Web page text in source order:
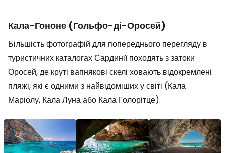
Кала-Гононе (Гольфо-ді-Оросей)
Більшість фотографій для попереднього перегляду в
туристичних каталогах Сардинії походять з затоки
Оросей, де круті вапнякові скелі ховають відокремлені
пляжі, які є одними з найвідоміших у світі (Кала
Маріолу, Кала Луна або Кала Голорітце).